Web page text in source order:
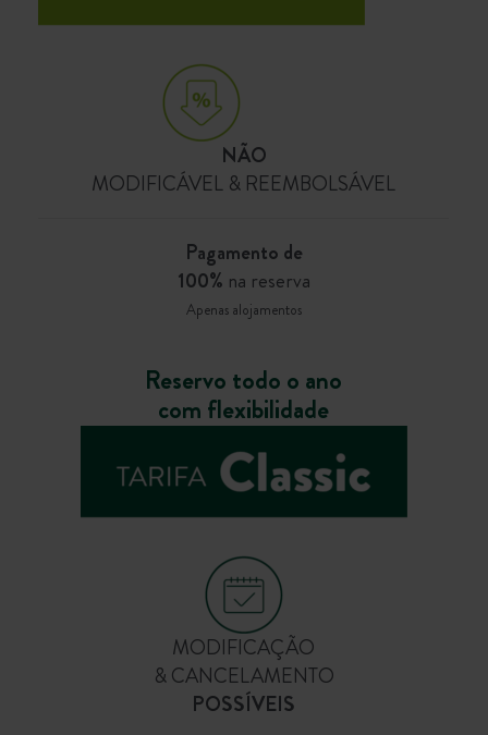
NÃO
MODIFICÁVEL & REEMBOLSÁVEL
Pagamento de
100% na reserva
Apenas alojamentos
Reservo todo o ano
com flexibilidade
MODIFICAÇÃO
& CANCELAMENTO
POSSÍVEIS